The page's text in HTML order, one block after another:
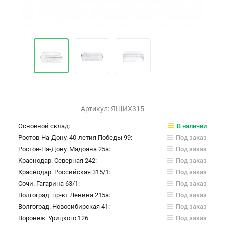
Артикул: ЯЩИХ315
Основной склад:
В наличии
Ростов-На-Дону. 40-летия Победы 99:
Под заказ
Ростов-На-Дону. Мадояна 25а:
Под заказ
Краснодар. Северная 242:
Под заказ
Краснодар. Российская 315/1:
Под заказ
Сочи. Гагарина 63/1:
Под заказ
Волгоград. пр-кт Ленина 215а:
Под заказ
Волгоград. Новосибирская 41:
Под заказ
Воронеж. Урицкого 126:
Под заказ